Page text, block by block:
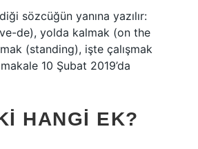
sözcüğün yanına yazılır:
de), yolda kalmak (on the
(standing), işte çalışmak
10 Şubat 2019’da
HANGI EK?